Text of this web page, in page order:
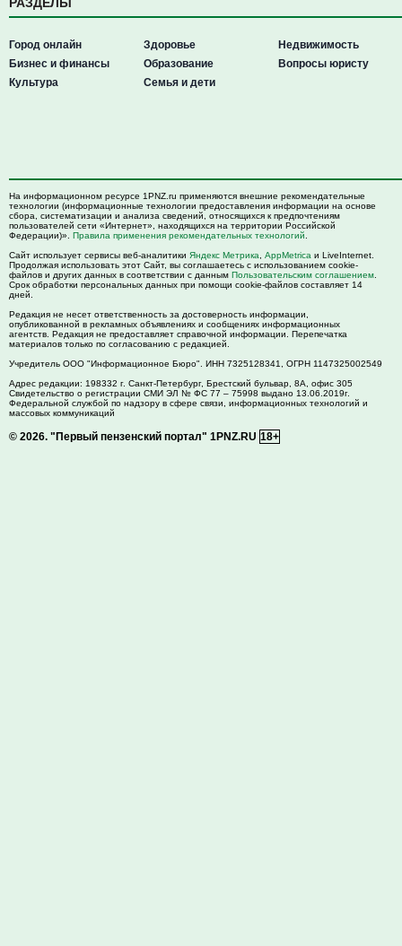
Город онлайн
Бизнес и финансы
Культура
Здоровье
Образование
Семья и дети
Недвижимость
Вопросы юристу
На информационном ресурсе 1PNZ.ru применяются внешние рекомендательные
технологии (информационные технологии предоставления информации на основе
сбора, систематизации и анализа сведений, относящихся к предпочтениям
пользователей сети «Интернет», находящихся на территории Российской
Федерации)». Правила применения рекомендательных технологий
Сайт использует сервисы веб-аналитики Яндекс Метрика AppMetrica и LiveInternet.
Продолжая использовать этот Сайт, вы соглашаетесь с использованием cookie-
файлов и других данных в соответствии с данным Пользовательским соглашением
Срок обработки персональных данных при помощи cookie-файлов составляет 14
дней.
Редакция не несет ответственность за достоверность информации,
опубликованной в рекламных объявлениях и сообщениях информационных
агентств. Редакция не предоставляет справочной информации. Перепечатка
материалов только по согласованию с редакцией.
Учредитель ООО "Информационное Бюро". ИНН 7325128341, ОГРН 1147325002549
Адрес редакции: 198332 г. Санкт-Петербург, Брестский бульвар, 8А, офис 305
Свидетельство о регистрации СМИ ЭЛ № ФС 77 – 75998 выдано 13.06.2019г.
Федеральной службой по надзору в сфере связи, информационных технологий и
массовых коммуникаций
© 2026. "Первый пензенский портал" 1PNZ.RU 18+